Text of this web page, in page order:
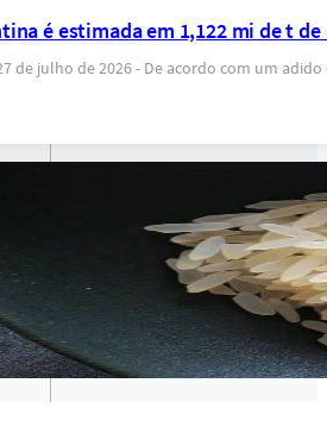
é estimada em 1,122 mi de t de
de julho de 2026 - De acordo com um